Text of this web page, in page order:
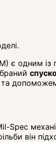
є одним
Spec
він